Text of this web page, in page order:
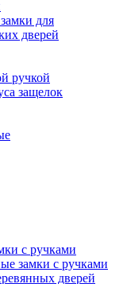
для
дверей
ручкой
защелок
с ручками
замки с ручками
дверей